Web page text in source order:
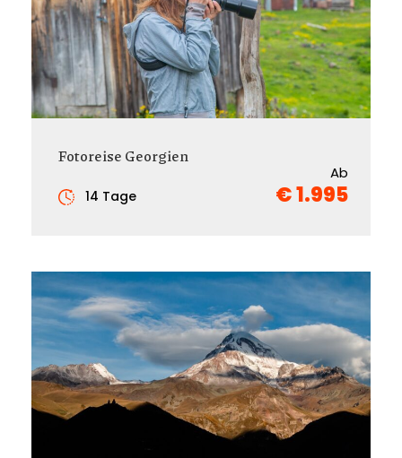
Fotoreise Georgien
Ab
€ 1.995
14 Tage